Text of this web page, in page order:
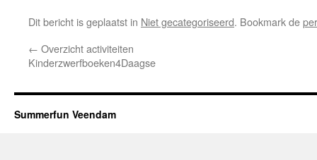
Dit bericht is geplaatst in Niet gecategoriseerd. Bookmark de
← Overzicht activiteiten
Kinderzwerfboeken4Daagse
Summerfun Veendam